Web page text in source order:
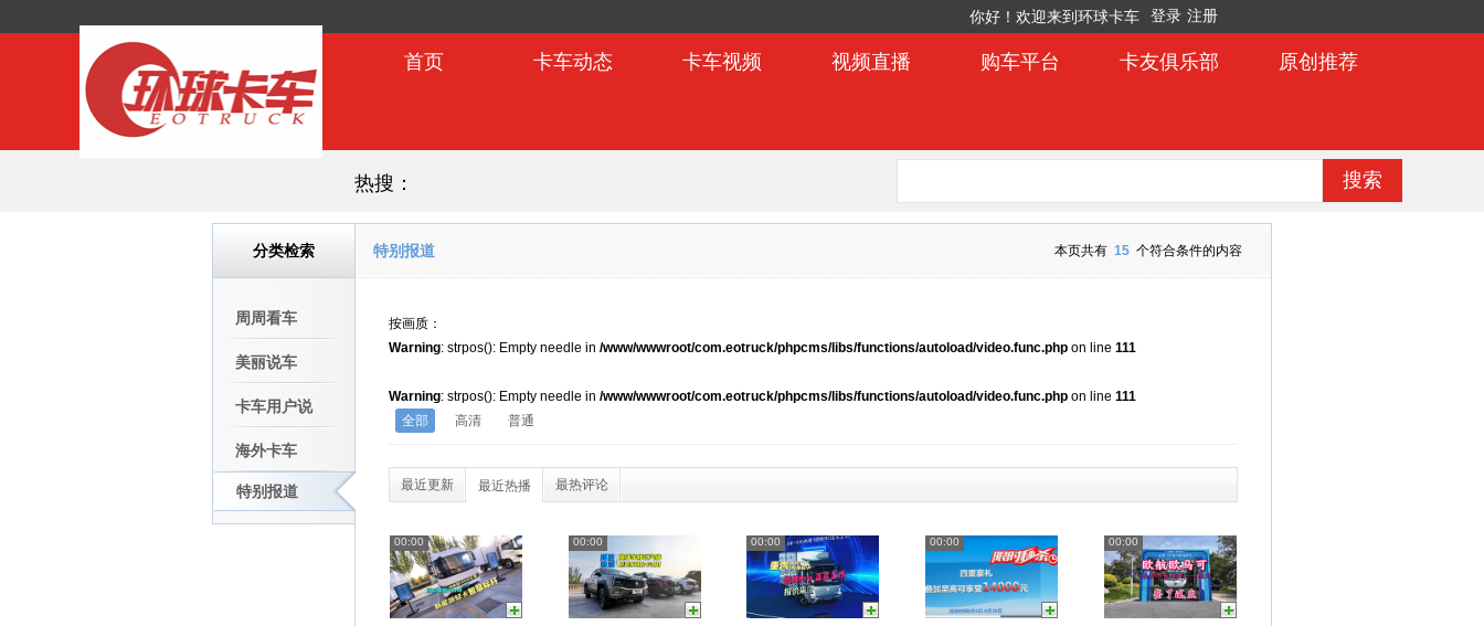
你好！欢迎来到环球卡车
首页 卡车动态 卡车视频 视频直播 购车平台 卡友俱乐部 原创推荐
优秀经销商
热搜： 搜索
分类检索
周周看车
美丽说车
卡车用户说
海外卡车
特别报道
本页共有 15 个符合条件的内容
特别报道
按画质：
Warning: strpos(): Empty needle in /www/wwwroot/com.eotruck/phpcms/libs/functions/autoload/video.func.php on line 111
Warning: strpos(): Empty needle in /www/wwwroot/com.eotruck/phpcms/libs/functions/autoload/video.func.php on line 111
全部
高清 普通
最近更新 最近热播 最热评论
00:00 00:00 00:00 00:00 00:00